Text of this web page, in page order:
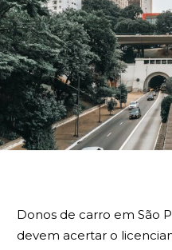
Donos de carro em São
devem acertar o